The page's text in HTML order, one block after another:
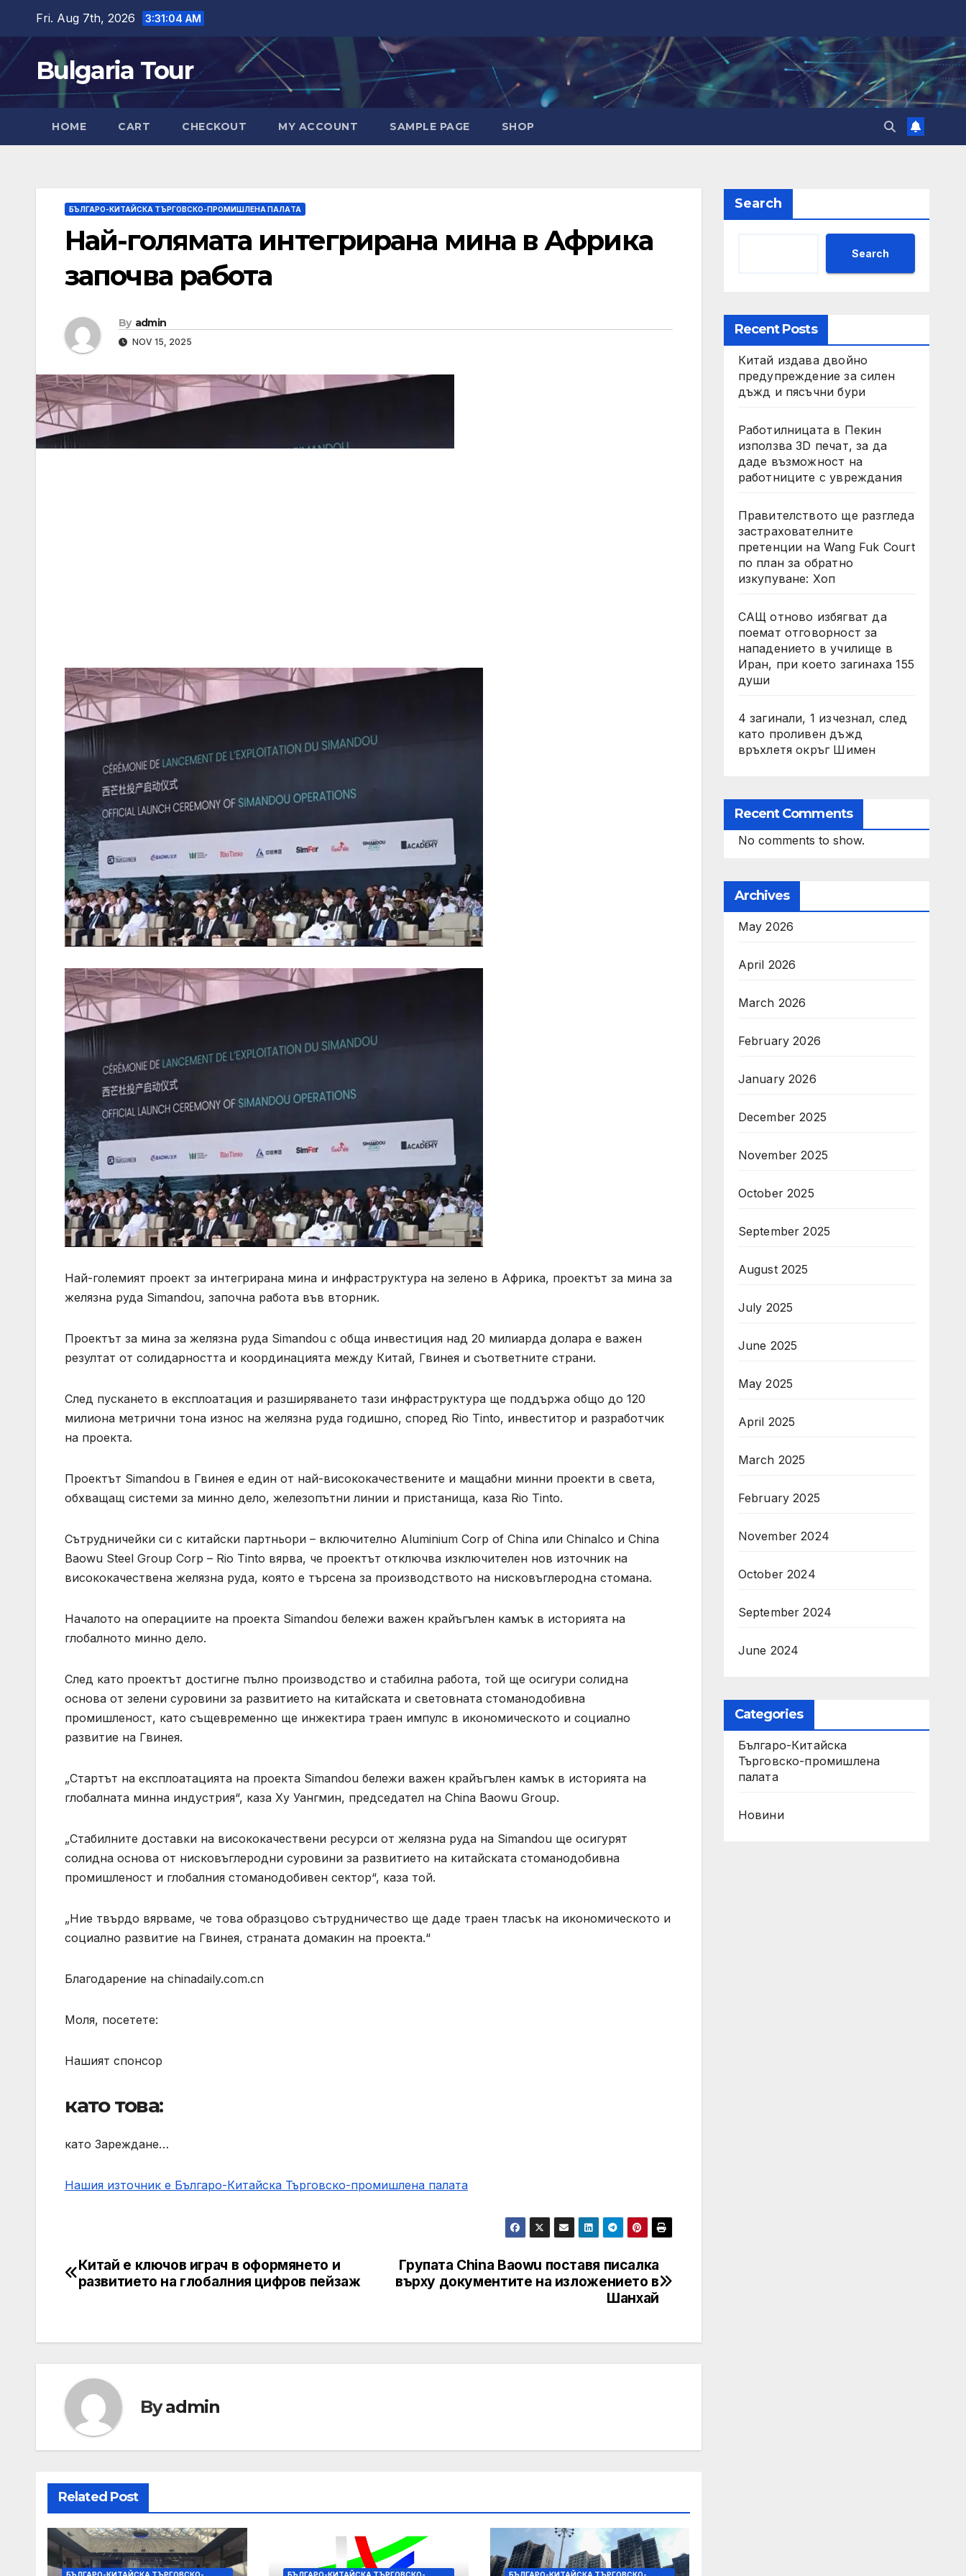
content
Fri. Aug 7th, 2026 3:31:05 AM
Bulgaria Tour
HOME CART CHECKOUT MY ACCOUNT SAMPLE PAGE SHOP
БЪЛГАРО-КИТАЙСКА ТЪРГОВСКО-ПРОМИШЛЕНА ПАЛAТА
Най-голямата интегрирана мина в Африка
започва работа
By admin
NOV 15, 2025
Най-големият проект за интегрирана мина и инфраструктура на зелено в Африка, проектът за мина за
желязна руда Simandou, започна работа във вторник.
Проектът за мина за желязна руда Simandou с обща инвестиция над 20 милиарда долара е важен
резултат от солидарността и координацията между Китай, Гвинея и съответните страни.
След пускането в експлоатация и разширяването тази инфраструктура ще поддържа общо до 120
милиона метрични тона износ на желязна руда годишно, според Rio Tinto, инвеститор и разработчик
на проекта.
Проектът Simandou в Гвинея е един от най-висококачествените и мащабни минни проекти в света,
обхващащ системи за минно дело, железопътни линии и пристанища, каза Rio Tinto.
Сътрудничейки си с китайски партньори – включително Aluminium Corp of China или Chinalco и China
Baowu Steel Group Corp – Rio Tinto вярва, че проектът отключва изключителен нов източник на
висококачествена желязна руда, която е търсена за производството на нисковъглеродна стомана.
Началото на операциите на проекта Simandou бележи важен крайъгълен камък в историята на
глобалното минно дело.
След като проектът достигне пълно производство и стабилна работа, той ще осигури солидна
основа от зелени суровини за развитието на китайската и световната стоманодобивна
промишленост, като същевременно ще инжектира траен импулс в икономическото и социално
развитие на Гвинея.
„Стартът на експлоатацията на проекта Simandou бележи важен крайъгълен камък в историята на
глобалната минна индустрия“, каза Ху Уангмин, председател на China Baowu Group.
„Стабилните доставки на висококачествени ресурси от желязна руда на Simandou ще осигурят
солидна основа от нисковъглеродни суровини за развитието на китайската стоманодобивна
промишленост и глобалния стоманодобивен сектор“, каза той.
„Ние твърдо вярваме, че това образцово сътрудничество ще даде траен тласък на икономическото и
социално развитие на Гвинея, страната домакин на проекта.“
Благодарение на chinadaily.com.cn
Моля, посетете:
Нашият спонсор
като това:
като Зареждане…
Нашия източник е Българо-Китайска Търговско-промишлена палaта
Post
Групата China Baowu поставя писалка
върху документите на изложението в
Шанхай
Китай е ключов играч в оформянето и
развитието на глобалния цифров пейзаж
Byadmin
Related Post
Search
Search
Recent Posts
Китай издава двойно
предупреждение за силен
дъжд и пясъчни бури
Работилницата в Пекин
използва 3D печат, за да
даде възможност на
работниците с увреждания
Правителството ще разгледа
застрахователните
претенции на Wang Fuk Court
по план за обратно
изкупуване: Хоп
САЩ отново избягват да
поемат отговорност за
нападението в училище в
Иран, при което загинаха 155
души
4 загинали, 1 изчезнал, след
като проливен дъжд
връхлетя окръг Шимен
Recent Comments
No comments to show.
Archives
May 2026
April 2026
March 2026
February 2026
January 2026
December 2025
November 2025
October 2025
September 2025
August 2025
July 2025
June 2025
May 2025
April 2025
March 2025
February 2025
November 2024
October 2024
September 2024
June 2024
Categories
Българо-Китайска
Търговско-промишлена
палaта
Новини